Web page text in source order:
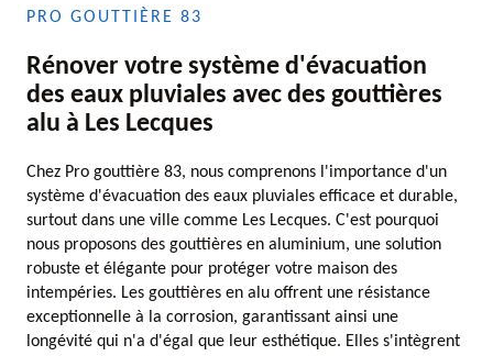
PRO GOUTTIÈRE 83
Rénover votre système d'évacuation
des eaux pluviales avec des gouttières
alu à Les Lecques
Chez Pro gouttière 83, nous comprenons l'importance d'un
système d'évacuation des eaux pluviales efficace et durable,
surtout dans une ville comme Les Lecques. C'est pourquoi
nous proposons des gouttières en aluminium, une solution
robuste et élégante pour protéger votre maison des
intempéries. Les gouttières en alu offrent une résistance
exceptionnelle à la corrosion, garantissant ainsi une
longévité qui n'a d'égal que leur esthétique. Elles s'intègrent